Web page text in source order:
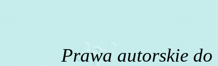
Prawa autorskie